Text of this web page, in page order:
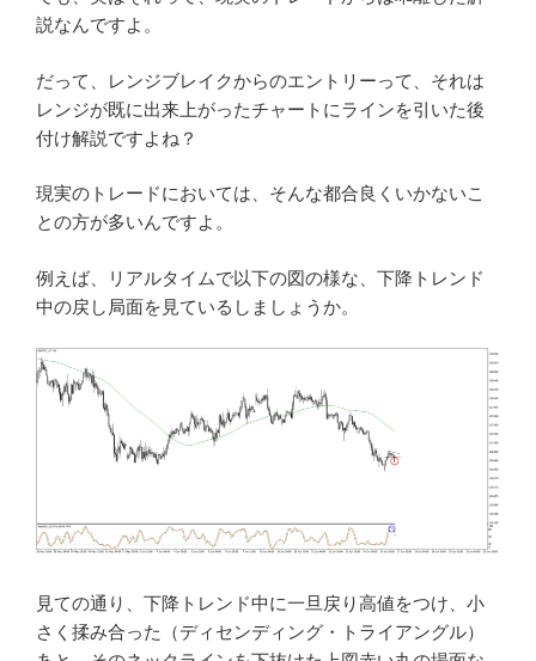
説なんですよ。
だって、レンジブレイクからのエントリーって、それは
レンジが既に出来上がったチャートにラインを引いた後
付け解説ですよね？
現実のトレードにおいては、そんな都合良くいかないこ
との方が多いんですよ。
例えば、リアルタイムで以下の図の様な、下降トレンド
中の戻し局面を見ているしましょうか。
見ての通り、下降トレンド中に一旦戻り高値をつけ、小
さく揉み合った（ディセンディング・トライアングル）